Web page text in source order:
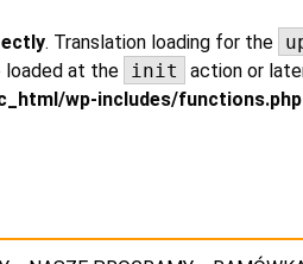
. Translation loading for the
loaded at the init action or
wp-includes/functions.php